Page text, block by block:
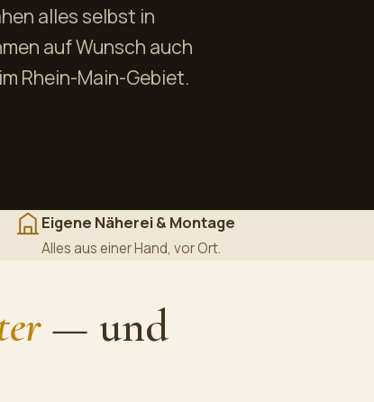
alles selbst in
auf Wunsch auch
Rhein-Main-Gebiet.
Eigene Näherei & Montage
Alles aus einer Hand, vor Ort.
— und